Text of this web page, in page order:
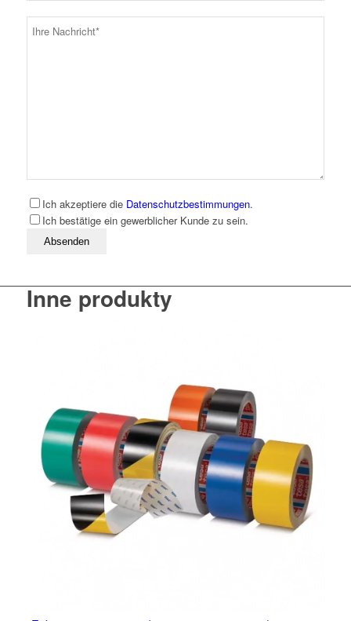
Ich akzeptiere die Datenschutzbestimmungen.
Ich bestätige ein gewerblicher Kunde zu sein.
Bitte lassen Sie dieses Feld leer
Inne produkty